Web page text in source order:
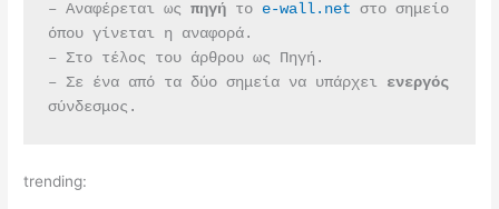
– Αναφέρεται ως πηγή το e-wall.net στο σημείο
όπου γίνεται η αναφορά.
– Στο τέλος του άρθρου ως Πηγή.
– Σε ένα από τα δύο σημεία να υπάρχει
ενεργός
σύνδεσμος.
trending: